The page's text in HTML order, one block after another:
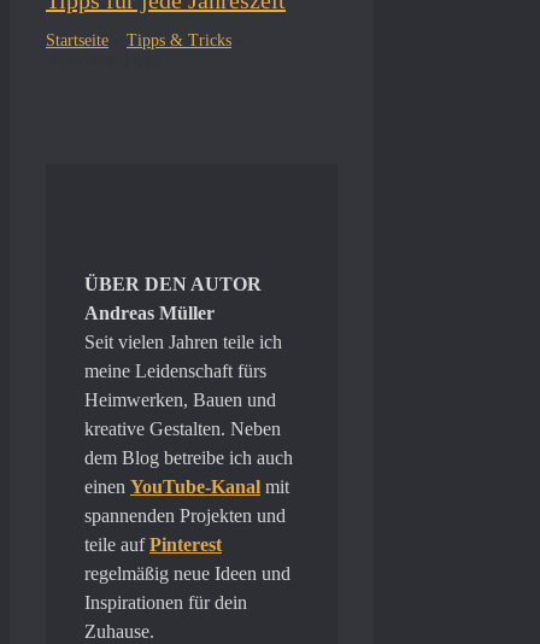
Startseite Tipps & Tricks
ÜBER DEN AUTOR
Andreas Müller
Seit vielen Jahren teile ich
meine Leidenschaft fürs
Heimwerken, Bauen und
kreative Gestalten. Neben
dem Blog betreibe ich auch
einen YouTube-Kanal mit
spannenden Projekten und
teile aufPinterest
regelmäßig neue Ideen und
Inspirationen für dein
Zuhause.